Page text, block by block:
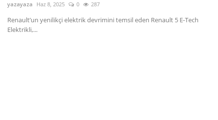
yazayaza Haz 8, 2025 0 287
Renault’un yenilikçi elektrik devrimini temsil eden Renault 5 E-Tech
Elektrikli,...